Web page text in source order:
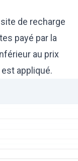
de recharge
payé par la
au prix
appliqué.